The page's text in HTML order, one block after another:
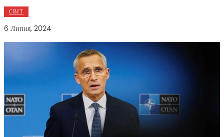
СВІТ
6 Липня, 2024